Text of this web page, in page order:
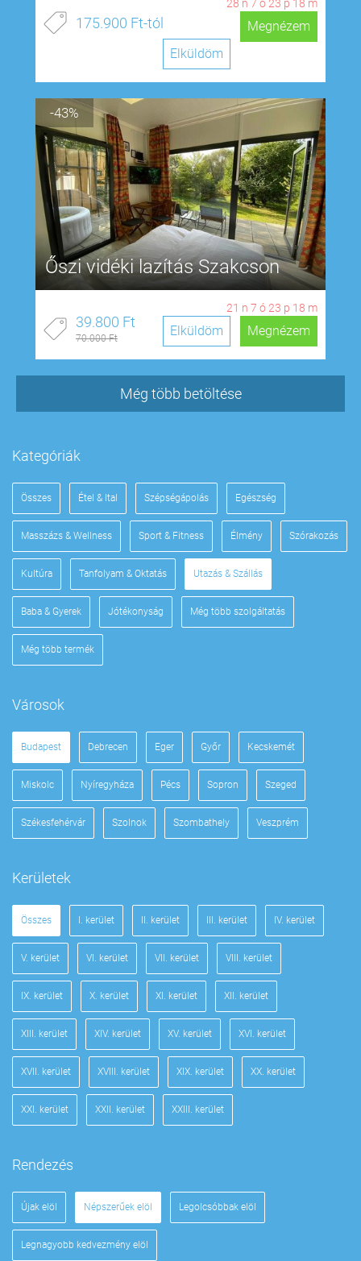
28 n 7 ó 23 p 17 m
175.900 Ft-tól
Megnézem
Elküldöm
-43%
Őszi vidéki lazítás Szakcson
21 n 7 ó 23 p 17 m
39.800 Ft
70.000 Ft Megnézem
Elküldöm
Még több betöltése
Kategóriák
Összes Étel & Ital Szépségápolás Egészség
Masszázs & Wellness Sport & Fitness Élmény Szórakozás
Kultúra Tanfolyam & Oktatás Utazás & Szállás
Baba & Gyerek Jótékonyság Még több szolgáltatás
Még több termék
Városok
Budapest Debrecen Eger Győr Kecskemét
Miskolc Nyíregyháza Pécs Sopron Szeged
Székesfehérvár Szolnok Szombathely Veszprém
Kerületek
Összes I. kerület II. kerület III. kerület IV. kerület
V. kerület VI. kerület VII. kerület VIII. kerület
IX. kerület X. kerület XI. kerület XII. kerület
XIII. kerület XIV. kerület XV. kerület XVI. kerület
XVII. kerület XVIII. kerület XIX. kerület XX. kerület
XXI. kerület XXII. kerület XXIII. kerület
Rendezés
Újak elöl Népszerűek elöl Legolcsóbbak elöl
Legnagyobb kedvezmény elöl